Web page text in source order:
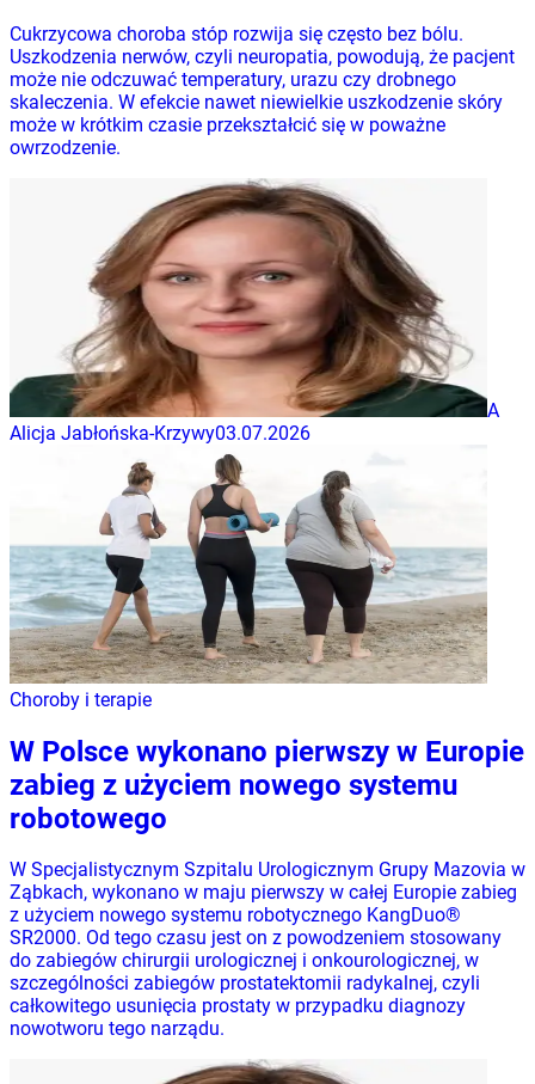
Cukrzycowa choroba stóp rozwija się często bez bólu.
Uszkodzenia nerwów, czyli neuropatia, powodują, że pacjent
może nie odczuwać temperatury, urazu czy drobnego
skaleczenia. W efekcie nawet niewielkie uszkodzenie skóry
może w krótkim czasie przekształcić się w poważne
owrzodzenie.
A
Alicja Jabłońska-Krzywy03.07.2026
Choroby i terapie
W Polsce wykonano pierwszy w Europie
zabieg z użyciem nowego systemu
robotowego
W Specjalistycznym Szpitalu Urologicznym Grupy Mazovia w
Ząbkach, wykonano w maju pierwszy w całej Europie zabieg
z użyciem nowego systemu robotycznego KangDuo®
SR2000. Od tego czasu jest on z powodzeniem stosowany
do zabiegów chirurgii urologicznej i onkourologicznej, w
szczególności zabiegów prostatektomii radykalnej, czyli
całkowitego usunięcia prostaty w przypadku diagnozy
nowotworu tego narządu.